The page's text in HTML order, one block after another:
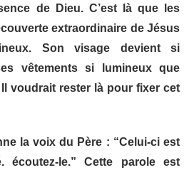
de Dieu. C’est là que les
extraordinaire de Jésus
Son visage devient si
vêtements si lumineux que
voudrait rester là pour fixer cet
la voix du Père : “Celui-ci est
écoutez-le.” Cette parole est